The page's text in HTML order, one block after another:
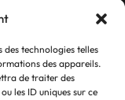
des technologies telles
des appareils.
de traiter des
les ID uniques sur ce